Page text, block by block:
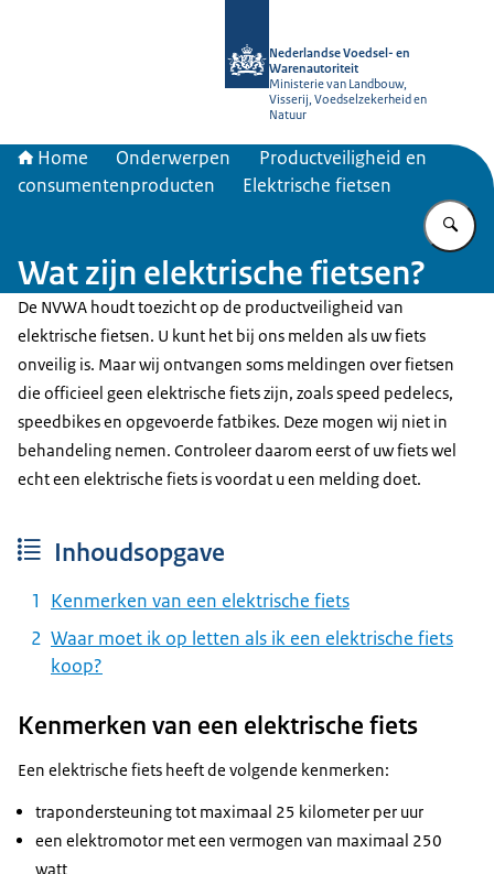
Nederlandse Voedsel- en
Warenautoriteit
Ministerie van Landbouw,
Visserij, Voedselzekerheid en
Natuur
Home Onderwerpen
Productveiligheid en
consumentenproducten
Elektrische fietsen
Wat zijn elektrische fietsen?
De NVWA houdt toezicht op de productveiligheid van
elektrische fietsen. U kunt het bij ons melden als uw fiets
onveilig is. Maar wij ontvangen soms meldingen over fietsen
die officieel geen elektrische fiets zijn, zoals speed pedelecs,
speedbikes en opgevoerde fatbikes. Deze mogen wij niet in
behandeling nemen. Controleer daarom eerst of uw fiets wel
echt een elektrische fiets is voordat u een melding doet.
Inhoudsopgave
Kenmerken van een elektrische fiets
Waar moet ik op letten als ik een elektrische fiets
koop?
Kenmerken van een elektrische fiets
Een elektrische fiets heeft de volgende kenmerken:
trapondersteuning tot maximaal 25 kilometer per uur
een elektromotor met een vermogen van maximaal 250
watt